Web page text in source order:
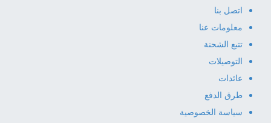
اتصل بنا
معلومات عنا
تتبع الشحنة
التوصيلات
عائدات
طرق الدفع
سياسة الخصوصية